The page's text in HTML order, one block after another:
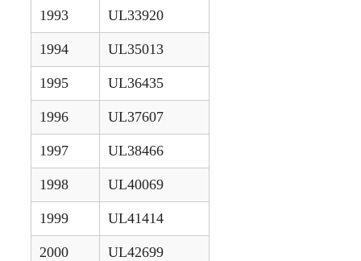
1993 UL33920
1994 UL35013
1995 UL36435
1996 UL37607
1997 UL38466
1998 UL40069
1999 UL41414
2000 UL42699